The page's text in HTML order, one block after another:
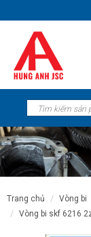
trang chủ vòng bi
vòng bi skf 6216